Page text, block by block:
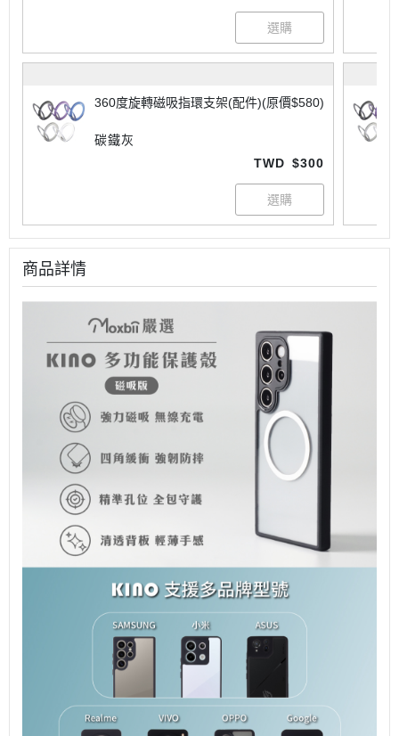
360度旋轉磁吸指環支架(配件)(原價$580)
碳鐵灰
TWD $300
商品詳情